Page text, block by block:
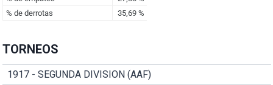
TORNEOS
1917 - SEGUNDA DIVISION (AAF)